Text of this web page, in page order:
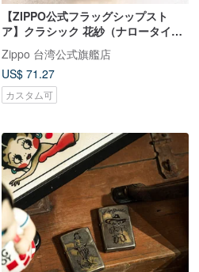
【ZIPPO公式フラッグシップスト
ア】クラシック 花紗（ナロータイ
プ）防風ライター 1607
Zippo 台湾公式旗艦店
US$ 71.27
カスタム可